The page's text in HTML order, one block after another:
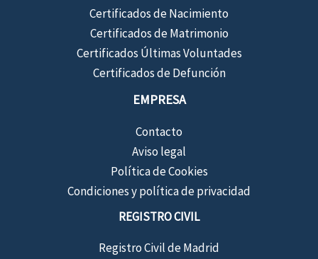
Certificados de Nacimiento
Certificados de Matrimonio
Certificados Últimas Voluntades
Certificados de Defunción
EMPRESA
Contacto
Aviso legal
Política de Cookies
Condiciones y política de privacidad
REGISTRO CIVIL
Registro Civil de Madrid